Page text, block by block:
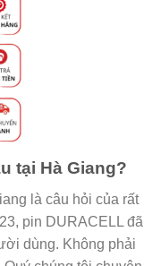
tại Hà Giang?
là câu hỏi của rất
pin DURACELL đã
dùng. Không phải